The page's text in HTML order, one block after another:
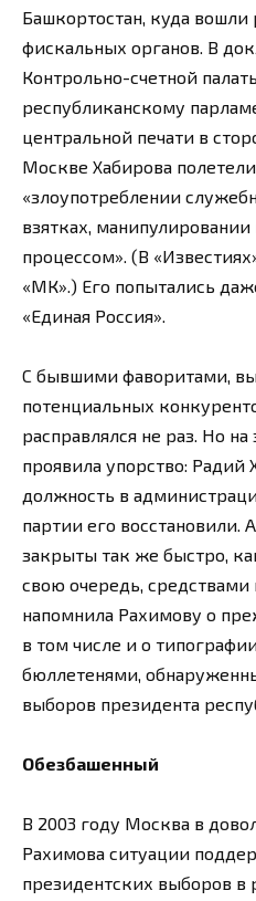
Башкортостан, куда
фискальных органов. В
Контрольно-счетной
республиканскому
центральной печати в
Москве Хабирова
«злоупотреблении
взятках,
процессом». (В
«МК».) Его попытались
«Единая Россия».
С бывшими фаворитами,
потенциальных
расправлялся не раз. Но
проявила упорство: Радий
должность в
партии его восстановили.
закрыты так же быстро,
свою очередь,
напомнила Рахимову о
в том числе и о
бюллетенями,
выборов президента
Обезбашенный
В 2003 году Москва в
Рахимова ситуации
президентских выборов в